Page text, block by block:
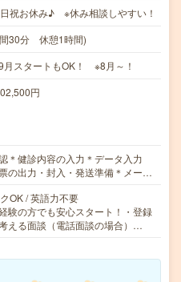
祝お休み♪ ※休み相談しやすい！
30分 休憩1時間)
月スタートもOK！ ※8月～！
円
＊健診内容の入力＊データ入力
の出力・封入・発送準備＊メー…
OK / 英語力不要
験の方でも安心スタート！・登録
える面談（電話面談の場合）…